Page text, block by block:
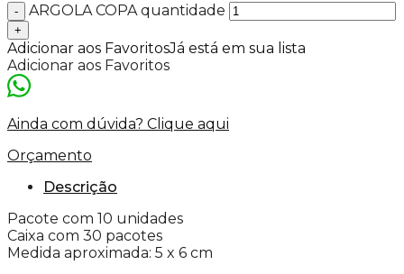
ARGOLA COPA quantidade
Adicionar aos FavoritosJá está em sua lista
Adicionar aos Favoritos
Ainda com dúvida? Clique aqui
Orçamento
Descrição
Pacote com 10 unidades
Caixa com 30 pacotes
Medida aproximada: 5 x 6 cm